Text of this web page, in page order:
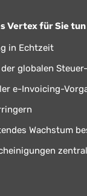
Vertex für Sie
in Echtzeit
globalen
e-Invoicing-
Wachstum